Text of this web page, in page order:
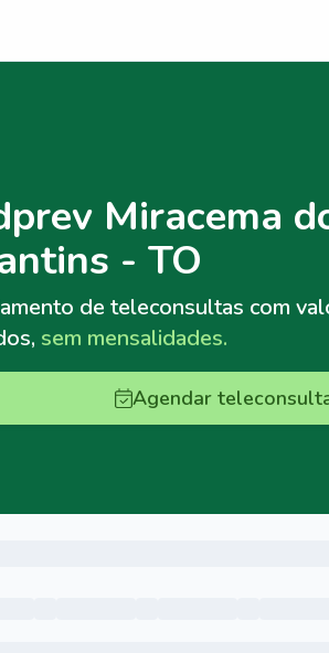
Miracema
- TO
de teleconsultas com
sem mensalidades.
Agendar